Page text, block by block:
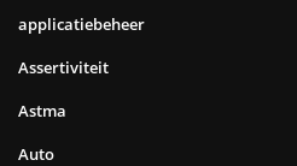
applicatiebeheer
Assertiviteit
Astma
Auto